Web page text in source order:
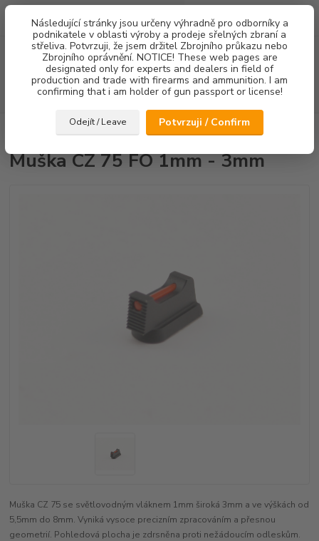
Následující stránky jsou určeny výhradně pro odborníky a
podnikatele v oblasti výroby a prodeje sřelných zbraní a
střeliva. Potvrzuji, že jsem držitel Zbrojního průkazu nebo
Zbrojního oprávnění. NOTICE! These web pages are
designated only for experts and dealers in field of
production and trade with firearms and ammunition. I am
confirming that i am holder of gun passport or license!
Odejít / Leave Potvrzuji / Confirm
Menu
Hledat
za0,00 Kč
Muška CZ 75 FO 1mm - 3mm
Muška CZ 75 FO 1mm - 3mm
Muška CZ 75 se světlovodným vláknem 1mm široká 3mm a ve výškách od
5,5mm do 8mm. Vyniká vysoce precizním zpracováním a přesnou
geometrií. Pohledová plocha je zdrsněna proti nežádoucím odleskům.